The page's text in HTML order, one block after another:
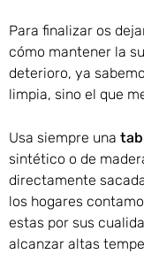
Para finalizar os
cómo mantener la
deterioro, ya
limpia, sino el que
Usa siempre una
sintético o de
directamente
los hogares
estas por sus
alcanzar altas